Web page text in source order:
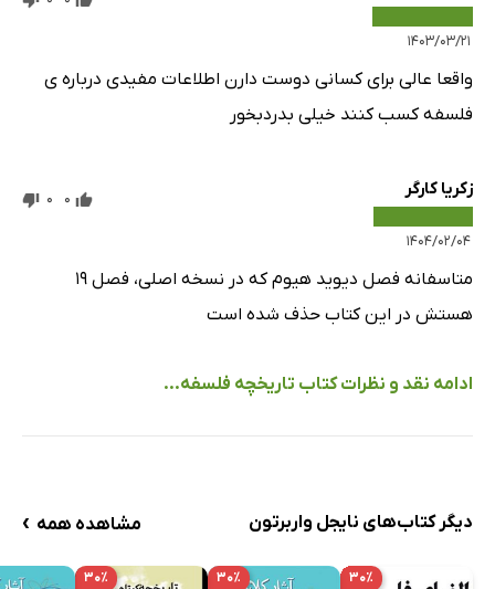
۱۴۰۳/۰۳/۲۱
واقعا عالی برای کسانی دوست دارن اطلاعات مفیدی درباره ی
فلسفه کسب کنند خیلی بدردبخور
زکریا کارگر
۱۴۰۴/۰۲/۰۴
0
0
متاسفانه فصل دیوید هیوم که در نسخه اصلی، فصل ۱۹
هستش در این کتاب حذف شده است
ادامه نقد و نظرات کتاب تاریخچه فلسفه...
دیگر کتاب‌های نایجل واربرتون مشاهده همه ›
۳۰٪ ۳۰٪ ۳۰٪